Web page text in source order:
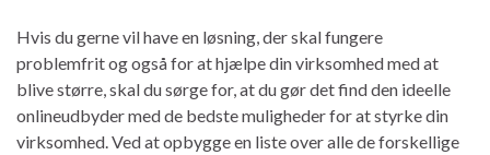
Hvis du gerne vil have en løsning, der skal fungere
problemfrit og også for at hjælpe din virksomhed med at
blive større, skal du sørge for, at du gør det find den ideelle
onlineudbyder med de bedste muligheder for at styrke din
virksomhed. Ved at opbygge en liste over alle de forskellige